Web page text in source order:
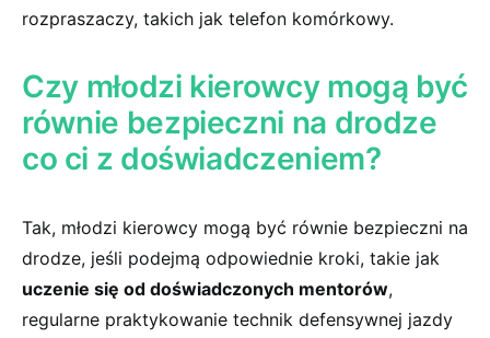
rozpraszaczy, takich jak telefon komórkowy.
Czy młodzi kierowcy mogą być
równie bezpieczni na drodze
co⁣ ci z doświadczeniem?
Tak, młodzi‌ kierowcy ⁣mogą ⁤być równie bezpieczni na
drodze, jeśli podejmą odpowiednie‍ kroki, takie jak
uczenie się​ od doświadczonych mentorów,
regularne praktykowanie technik defensywnej jazdy